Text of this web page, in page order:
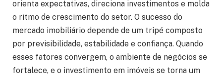
orienta expectativas, direciona investimentos e molda
o ritmo de crescimento do setor. O sucesso do
mercado imobiliário depende de um tripé composto
por previsibilidade, estabilidade e confiança. Quando
esses fatores convergem, o ambiente de negócios se
fortalece, e o investimento em imóveis se torna um